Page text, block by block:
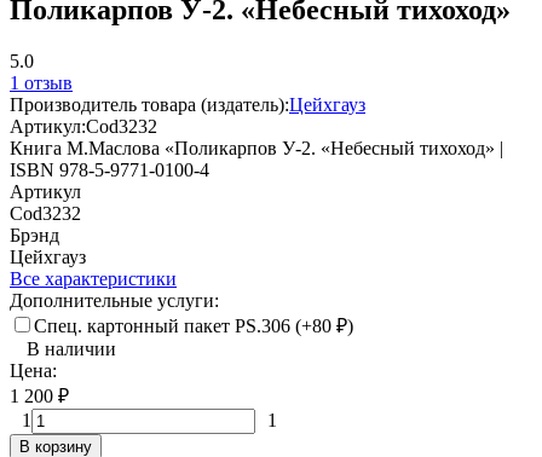
Поликарпов У-2. «Небесный тихоход»
5.0
1 отзыв
Производитель товара (издатель):Цейхгауз
Артикул:Cod3232
Книга М.Маслова «Поликарпов У-2. «Небесный тихоход» |
ISBN 978-5-9771-0100-4
Артикул
Cod3232
Брэнд
Цейхгауз
Все характеристики
Дополнительные услуги:
Спец. картонный пакет PS.306 (+80 ₽)
В наличии
Цена:
1 200 ₽
1
1
В корзину